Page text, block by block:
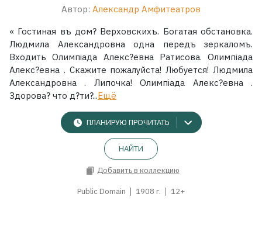
Автор: Александр Амфитеатров
« Гостиная въ дом? Верховскихъ. Богатая обстановка.
Людмила Александровна одна передъ зеркаломъ.
Входить Олимпіада Алекс?евна Ратисова. Олимпіада
Алекс?евна . Скажите пожалуйста! Любуется! Людмила
Александровна . Липочка! Олимпіада Алекс?евна .
Здорова? что д?ти?...Ещё
ПЛАНИРУЮ ПРОЧИТАТЬ
НАЙТИ
Добавить в коллекцию
Public Domain 1908 г. 12+